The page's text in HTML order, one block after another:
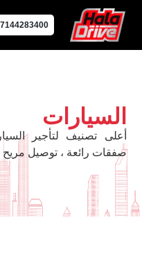
السيارات
أعلى تصنيف لتأجير
صفقات رائعة ، توصيل مريح